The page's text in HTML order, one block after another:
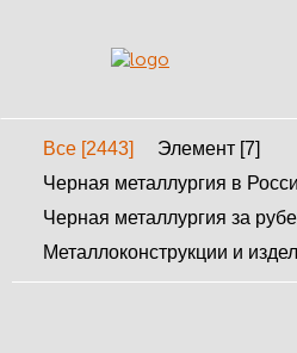
Все [2443]
Элемент [7]
Черная металлургия в
Черная металлургия за
Металлоконструкции и